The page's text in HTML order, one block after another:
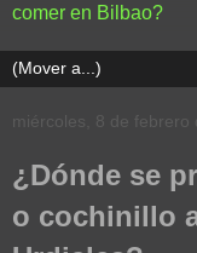
comer en Bilbao?
miércoles, 8 de febrero
¿Dónde se
o cochinillo